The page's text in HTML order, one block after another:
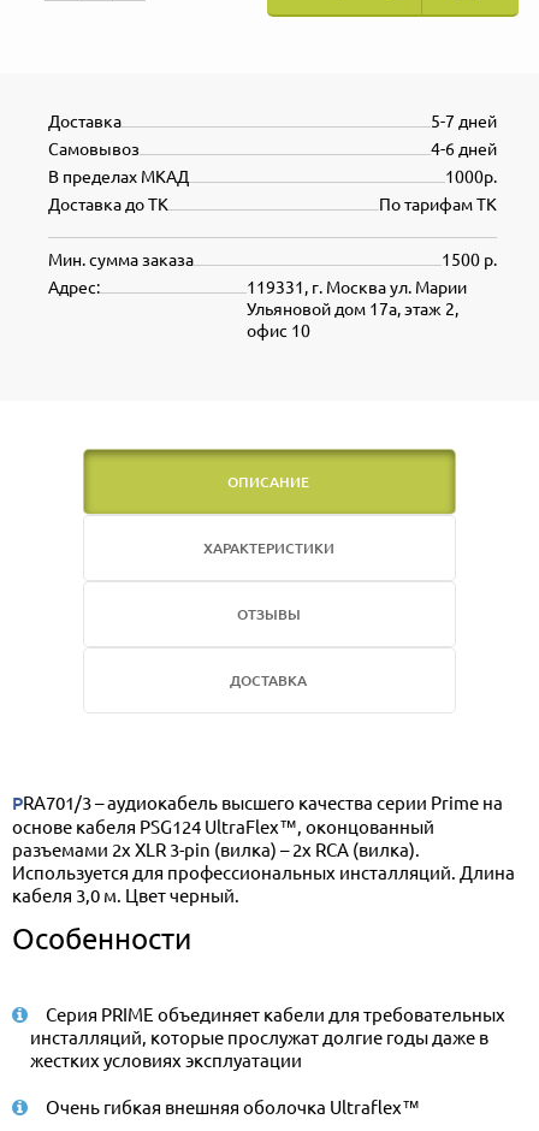
5-7 дней
Доставка
4-6 дней
Самовывоз
1000р.
В пределах МКАД
По тарифам ТК
Доставка до ТК
1500 р.
Мин. сумма заказа
119331, г. Москва ул. Марии
Ульяновой дом 17а, этаж 2,
офис 10
Адрес:
ОПИСАНИЕ
ХАРАКТЕРИСТИКИ
ОТЗЫВЫ
ДОСТАВКА
PRA701/3 – аудиокабель высшего качества серии Prime на
основе кабеля PSG124 UltraFlex™, оконцованный
разъемами 2х XLR 3-pin (вилка) – 2х RCA (вилка).
Используется для профессиональных инсталляций. Длина
кабеля 3,0 м. Цвет черный.
Особенности
Серия PRIME объединяет кабели для требовательных
инсталляций, которые прослужат долгие годы даже в
жестких условиях эксплуатации
Очень гибкая внешняя оболочка Ultraflex™